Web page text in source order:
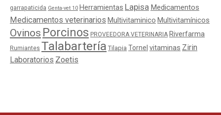
garrapaticida Genta-vet 10 Herramientas Lapisa Medicamentos
Medicamentos veterinarios Multivitaminico Multivitamínicos
Ovinos Porcinos PROVEEDORA VETERINARIA Riverfarma
Rumiantes Talabartería Tilapia Tornel vitaminas Zirin
Laboratorios Zoetis